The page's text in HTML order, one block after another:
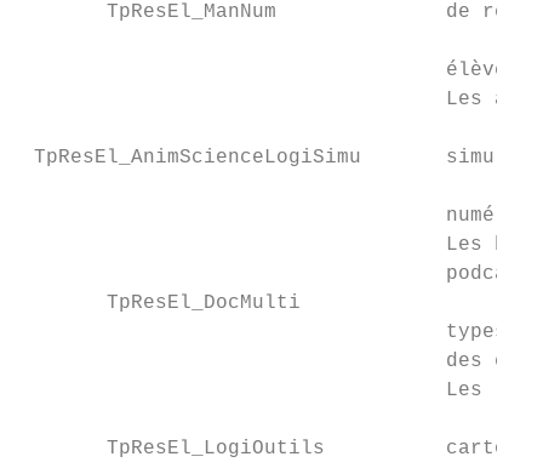
TpResEl_ManNum              de
                                   élèves.
Les
TpResEl_AnimScienceLogiSimu
Les
       TpResEl_DocMulti
types
des
Les
TpResEl_LogiOutils